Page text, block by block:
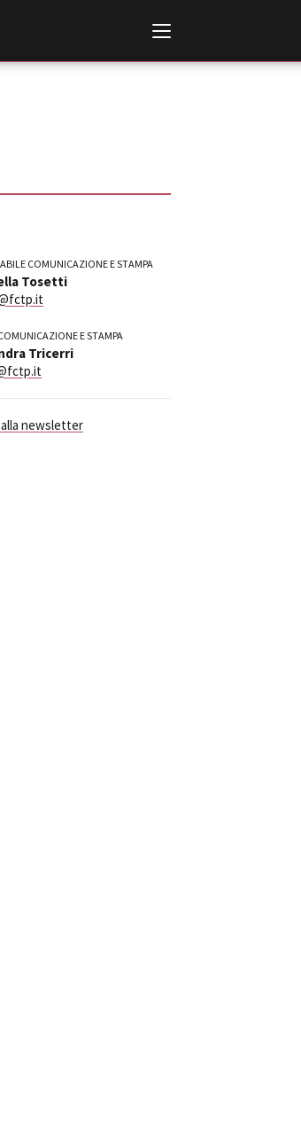
COMUNICAZIONE E STAMPA
Tosetti
E STAMPA
Tricerri
newsletter